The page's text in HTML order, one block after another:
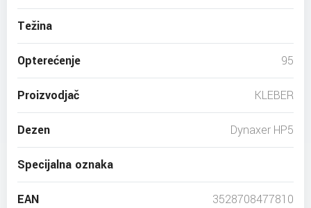
Težina
Opterećenje 95
Proizvodjač KLEBER
Dezen Dynaxer HP5
Specijalna oznaka
EAN 3528708477810